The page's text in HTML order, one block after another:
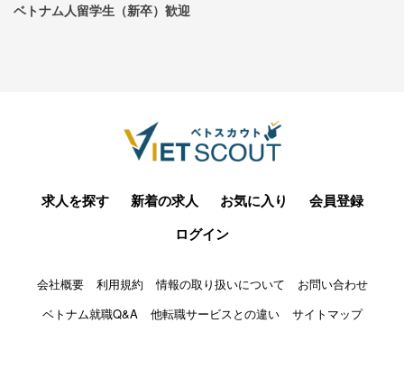
ベトナム人留学生（新卒）歓迎
求人を探す 新着の求人 お気に入り
会員登録
ログイン
会社概要 利用規約 情報の取り扱いについて
お問い合わせ
ベトナム就職Q&A
他転職サービスとの違い サイトマップ